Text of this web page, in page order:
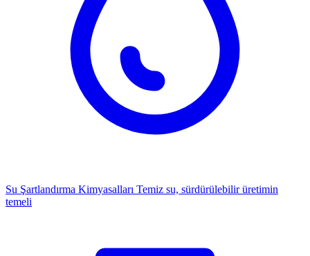
Su Şartlandırma Kimyasalları Temiz su, sürdürülebilir üretimin
temeli